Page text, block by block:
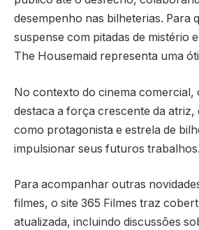
desempenho nas bilheterias. Para
suspense com pitadas de mistério
The Housemaid representa uma
No contexto do cinema comercial,
destaca a força crescente da atriz,
como protagonista e estrela de
impulsionar seus futuros trabalhos.
Para acompanhar outras
filmes, o site 365 Filmes traz
atualizada, incluindo discussões